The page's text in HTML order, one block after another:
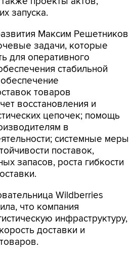
запуска.
Максим Решетников
задачи, которые
для оперативного
стабильной
товаров
восстановления и
цепочек; помощь
в
системные меры
поставок,
запасов, роста гибкости
Wildberries
что компания
инфраструктуру,
доставки и